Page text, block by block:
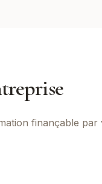
finançable par